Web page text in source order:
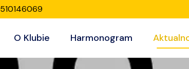
510146069
O Klubie Harmonogram